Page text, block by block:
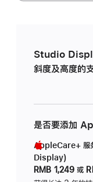
Studio
斜度及高度的
是否要添加
AppleCare+ 服
Display)
RMB 1,249 或